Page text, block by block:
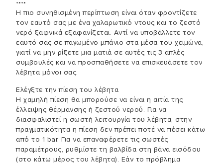
****
Η πιο συνηθισμένη περίπτωση είναι όταν φροντίζετε
τον εαυτό σας με ένα χαλαρωτικό ντους και το ζεστό
νερό ξαφνικά εξαφανίζεται. Αντί να υποβάλλετε τον
εαυτό σας σε παγωμένο μπάνιο στα μέσα του χειμώνα,
γιατί να μην ρίξετε μια ματιά σε αυτές τις 3 απλές
συμβουλές και να προσπαθήσετε να επισκευάσετε τον
λέβητα μόνοι σας.
Ελέγξτε την πίεση του λέβητα
Η χαμηλή πίεση θα μπορούσε να είναι η αιτία της
έλλειψης θέρμανσης ή ζεστού νερού. Για να
διασφαλιστεί η σωστή λειτουργία του λέβητα, στην
πραγματικότητα η πίεση δεν πρέπει ποτέ να πέσει κάτω
από το 1 bar. Για να επαναφέρετε τις σωστές
παραμέτρους, ρυθμίστε τη βαλβίδα στη βάνα εισόδου
(στο κάτω μέρος του λέβητα). Εάν το πρόβλημα